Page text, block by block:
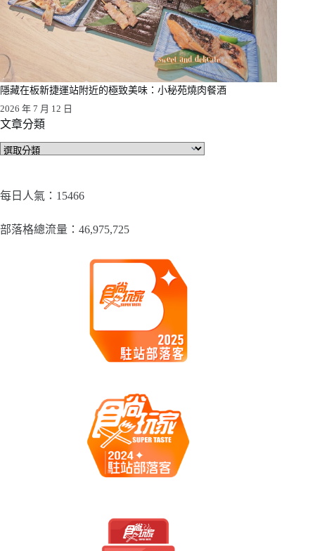
隱藏在板新捷運站附近的極致美味：小秘苑燒肉餐酒
2026 年 7 月 12 日
文章分類
文
類
每日人氣：15466
部落格總流量：​46,975,725